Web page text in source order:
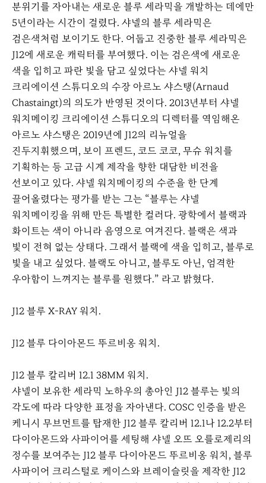
분위기를 자아내는 새로운 블루 세라믹을 개발하는 데에만
5년이라는 시간이 걸렸다. 샤넬의 블루 세라믹은
검은색처럼 보이기도 한다. 어둡고 진중한 블루 세라믹은
J12에 새로운 캐릭터를 부여했다. 이는 검은색에 새로운
색을 입히고 파란 빛을 담고 싶었다는 샤넬 워치
크리에이션 스튜디오의 수장 아르노 샤스탱(Arnaud
Chastaingt)의 의도가 반영된 것이다. 2013년부터 샤넬
워치메이킹 크리에이션 스튜디오의 디렉터를 역임해온
아르노 샤스탱은 2019년에 J12의 리뉴얼을
진두지휘했으며, 보이 프렌드, 코드 코코, 무슈 워치를
기획하는 등 고급 시계 제작을 향한 대담한 비전을
선보이고 있다. 샤넬 워치메이킹의 수준을 한 단계
끌어올렸다는 평가를 받는 그는 “블루는 샤넬
워치메이킹을 위해 만든 특별한 컬러다. 광학에서 블랙과
화이트는 색이 아니라 음영으로 여겨진다. 블랙은 색과
빛이 전혀 없는 상태다. 그래서 블랙에 색을 입히고, 블루로
빛을 내고 싶었다. 블랙도 아니고, 블루도 아닌, 엄격한
우아함이 느껴지는 블루를 원했다.” 라고 밝혔다.
J12 블루 X-RAY 워치.
J12 블루 다이아몬드 뚜르비옹 워치.
J12 블루 칼리버 12.1 38MM 워치.
샤넬이 보유한 세라믹 노하우의 총아인 J12 블루는 빛의
각도에 따라 다양한 표정을 자아낸다. COSC 인증을 받은
케니시 무브먼트를 탑재한 J12 블루 칼리버 12.1나 12.2부터
다이아몬드와 사파이어를 세팅해 샤넬 오뜨 오를로제리의
정수를 보여주는 J12 블루 다이아몬드 뚜르비옹 워치, 블루
사파이어 크리스털로 케이스와 브레이슬릿을 제작한 J12